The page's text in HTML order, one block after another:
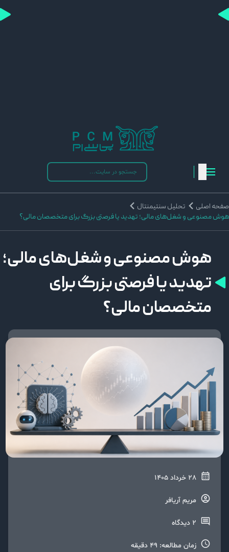
اصلی
تحلیل سنتیمنتال
مصنوعی و شغل‌های مالی؛ تهدید یا فرصتی بزرگ برای متخصصان مالی؟
هوش مصنوعی و شغل‌های مالی؛
تهدید یا فرصتی بزرگ برای
متخصصان مالی؟
28 خرداد 1405
مریم آریافر
2 دیدگاه
زمان مطالعه: 49 دقیقه